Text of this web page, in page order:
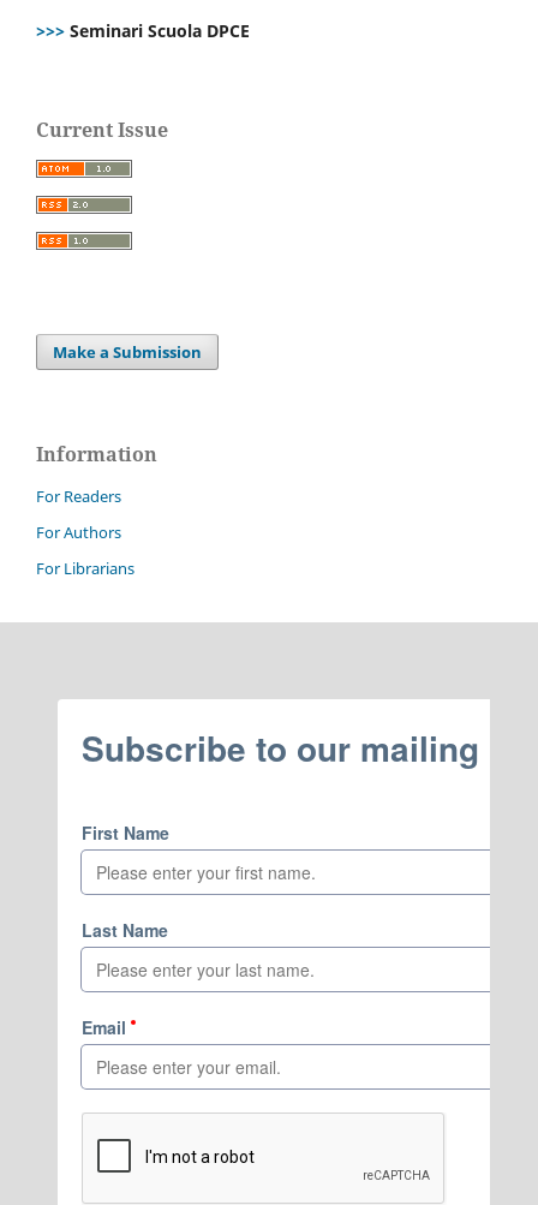
>>> Seminari Scuola DPCE
Current Issue
Make a Submission
Information
For Readers
For Authors
For Librarians